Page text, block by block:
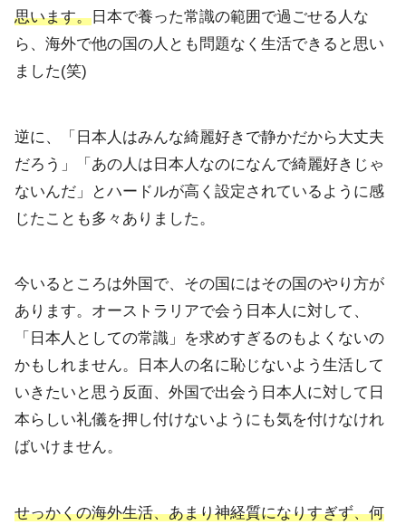
思います。 日本で養った常識の範囲で過ごせる人な
ら、 海外で他の国の人とも問題なく生活できると思い
ました(笑)
逆に、「日本人はみんな綺麗好きで静かだから大丈夫
だろう」「 あの人は日本人なのになんで綺麗好きじゃ
ないんだ」
とハードルが高く設定されているように感
じたことも多々ありました。
今いるところは外国で、その国にはその国のやり方が
あります。オーストラリアで会う日本人に対して、
「日本人としての常識」を求めすぎるのもよくないの
かもしれません。日本人の名に恥じないよう生活して
いきたいと思う反面、外国で出会う日本人に対して日
本らしい礼儀を押し付けないようにも気を付けなけれ
ばいけません。
せっかくの海外生活、あまり神経質になりすぎず、何